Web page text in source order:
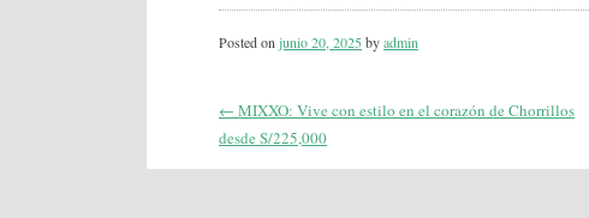
Posted on junio 20, 2025byadmin
Post
← MIXXO: Vive con estilo en el corazón de Chorrillos
desde S/225,000